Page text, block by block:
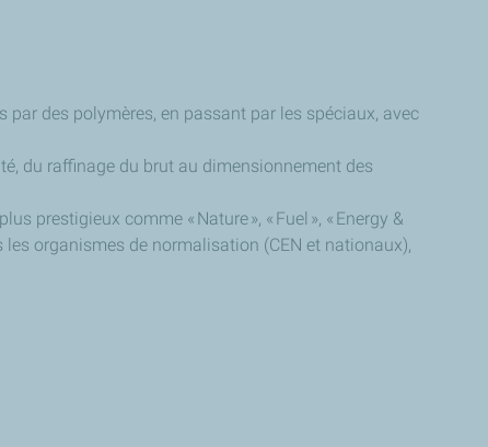
des polymères, en passant par les spéciaux, avec
du raffinage du brut au dimensionnement des
prestigieux comme « Nature », « Fuel », « Energy &
les organismes de normalisation (CEN et nationaux),